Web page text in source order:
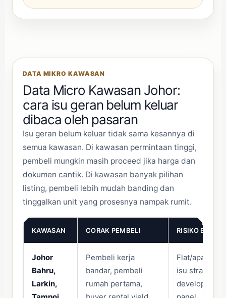
DATA MIKRO KAWASAN
Data Micro Kawasan Johor:
cara isu geran belum keluar
dibaca oleh pasaran
Isu geran belum keluar tidak sama kesannya di
semua kawasan. Di kawasan permintaan tinggi,
pembeli mungkin masih proceed jika harga dan
dokumen cantik. Di kawasan banyak pilihan
listing, pembeli lebih mudah banding dan
tinggalkan unit yang prosesnya nampak rumit.
KAWASAN CORAK PEMBELI RISIKO BILA
Johor
Bahru,
Larkin,
Pembeli kerja
bandar, pembeli
rumah pertama,
Flat/
isu strata,
developer